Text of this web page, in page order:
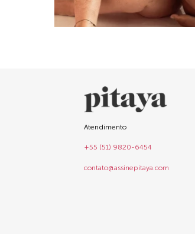
Atendimento
+55 (51) 9820-6454
contato@assinepitaya.com